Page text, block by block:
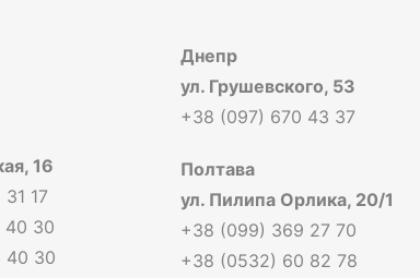
16
17
40 30
40 30
Днепр
ул. Грушевского, 53
+38 (097) 670 43 37
Полтава
ул. Пилипа Орлика, 20/1
+38 (099) 369 27 70
+38 (0532) 60 82 78